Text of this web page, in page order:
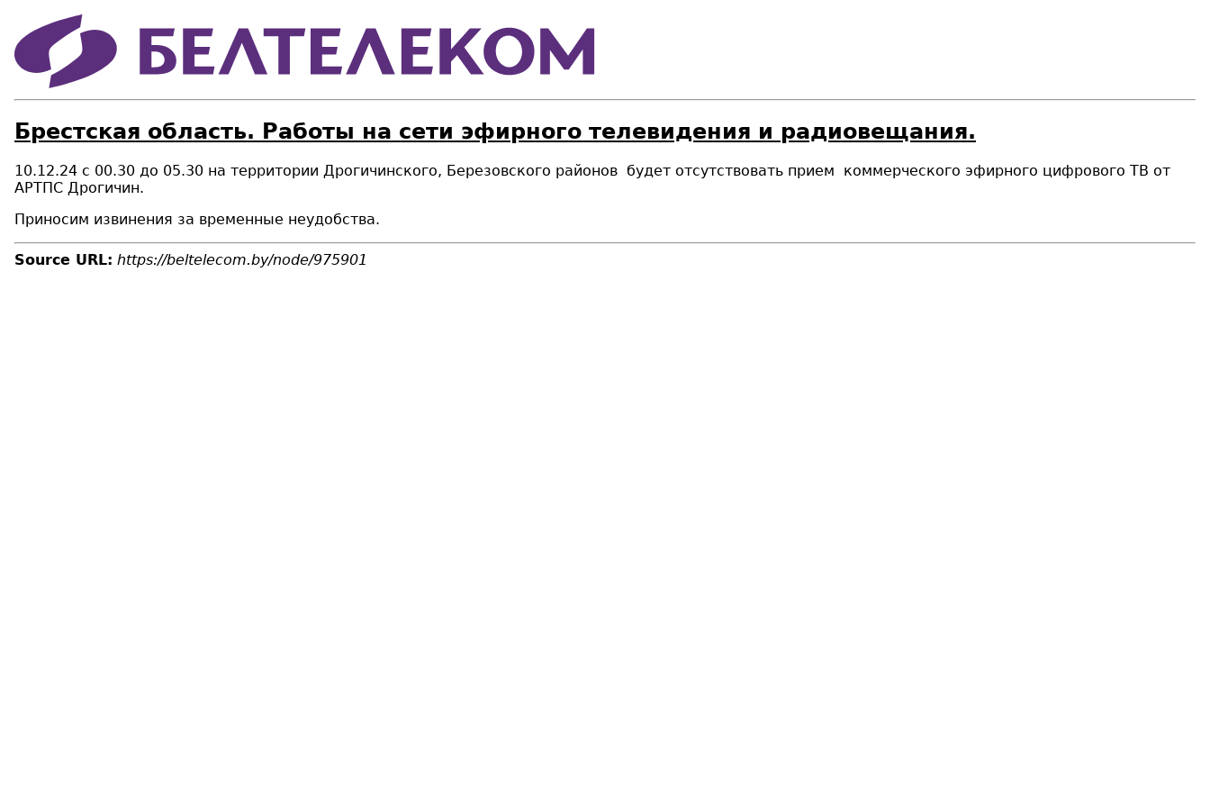
Брестская область. Работы на сети эфирного телевидения и радиовещания.
10.12.24 с 00.30 до 05.30 на территории Дрогичинского, Березовского районов будет отсутствовать прием коммерческого эфирного цифрового ТВ от
АРТПС Дрогичин.
Приносим извинения за временные неудобства.
Source URL: https://beltelecom.by/node/975901